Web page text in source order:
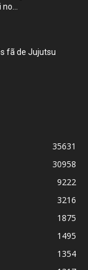
fã de Jujutsu
35631
30958
9222
3216
1875
1495
1354